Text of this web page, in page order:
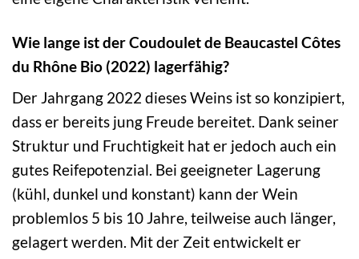
Wie lange ist der Coudoulet de Beaucastel Côtes
du Rhône Bio (2022) lagerfähig?
Der Jahrgang 2022 dieses Weins ist so konzipiert,
dass er bereits jung Freude bereitet. Dank seiner
Struktur und Fruchtigkeit hat er jedoch auch ein
gutes Reifepotenzial. Bei geeigneter Lagerung
(kühl, dunkel und konstant) kann der Wein
problemlos 5 bis 10 Jahre, teilweise auch länger,
gelagert werden. Mit der Zeit entwickelt er